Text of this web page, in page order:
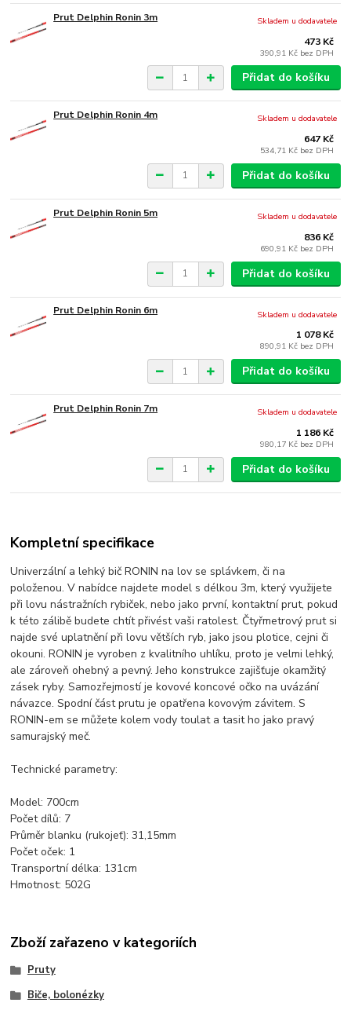
Prut Delphin Ronin 3m
473 Kč
390,91 Kč bez DPH
Skladem u dodavatele
Přidat do košíku
Prut Delphin Ronin 4m
647 Kč
534,71 Kč bez DPH
Skladem u dodavatele
Přidat do košíku
Prut Delphin Ronin 5m
836 Kč
690,91 Kč bez DPH
Skladem u dodavatele
Přidat do košíku
Prut Delphin Ronin 6m
1 078 Kč
890,91 Kč bez DPH
Skladem u dodavatele
Přidat do košíku
Prut Delphin Ronin 7m
1 186 Kč
980,17 Kč bez DPH
Skladem u dodavatele
Přidat do košíku
Kompletní specifikace
Univerzální a lehký bič RONIN na lov se splávkem, či na
položenou. V nabídce najdete model s délkou 3m, který využijete
při lovu nástražních rybiček, nebo jako první, kontaktní prut, pokud
k této zálibě budete chtít přivést vaši ratolest. Čtyřmetrový prut si
najde své uplatnění při lovu větších ryb, jako jsou plotice, cejni či
okouni. RONIN je vyroben z kvalitního uhlíku, proto je velmi lehký,
ale zároveň ohebný a pevný. Jeho konstrukce zajišťuje okamžitý
zásek ryby. Samozřejmostí je kovové koncové očko na uvázání
návazce. Spodní část prutu je opatřena kovovým závitem. S
RONIN-em se můžete kolem vody toulat a tasit ho jako pravý
samurajský meč.
Technické parametry:
Model: 700cm
Počet dílů: 7
Průměr blanku (rukojeť): 31,15mm
Počet oček: 1
Transportní délka: 131cm
Hmotnost: 502G
Zboží zařazeno v kategoriích
Pruty
Biče, bolonézky